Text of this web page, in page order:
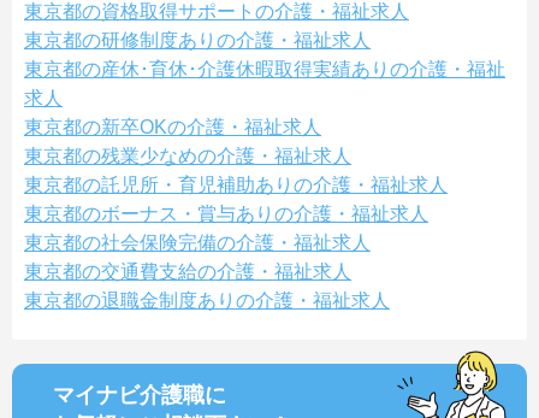
東京都の資格取得サポートの介護・福祉求人
東京都の研修制度ありの介護・福祉求人
東京都の産休･育休･介護休暇取得実績ありの介護・福祉
求人
東京都の新卒OKの介護・福祉求人
東京都の残業少なめの介護・福祉求人
東京都の託児所・育児補助ありの介護・福祉求人
東京都のボーナス・賞与ありの介護・福祉求人
東京都の社会保険完備の介護・福祉求人
東京都の交通費支給の介護・福祉求人
東京都の退職金制度ありの介護・福祉求人
マイナビ介護職に